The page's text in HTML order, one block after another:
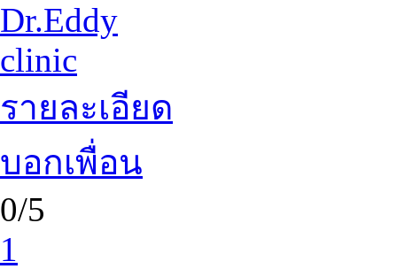
Dr.Eddy
clinic
รายละเอียด
บอกเพื่อน
0/5
1